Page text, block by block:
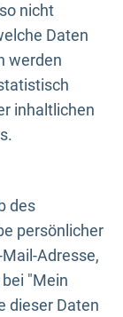
nicht
Daten
werden
inhaltlichen
des
persönlicher
Adresse,
"Mein
dieser Daten